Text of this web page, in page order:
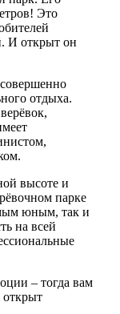
Это
И открыт он
отдыха.
высоте и
парке
юным, так и
на всей
– тогда вам